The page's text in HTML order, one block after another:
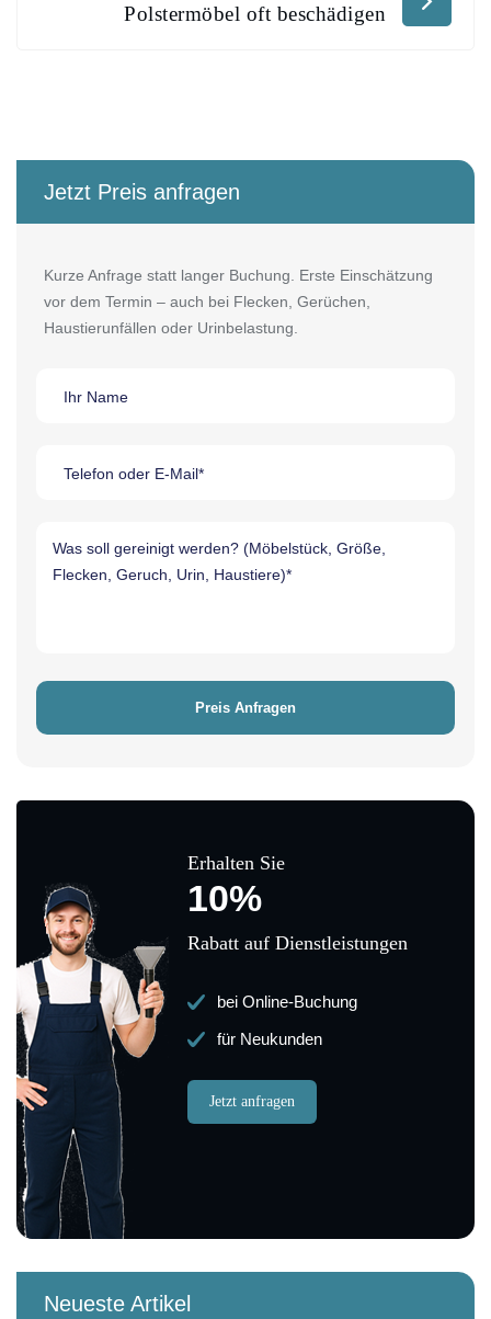
Polstermöbel oft beschädigen
Jetzt Preis anfragen
Kurze Anfrage statt langer Buchung. Erste Einschätzung
vor dem Termin – auch bei Flecken, Gerüchen,
Haustierunfällen oder Urinbelastung.
Erhalten Sie
10%
Rabatt auf Dienstleistungen
bei Online-Buchung
für Neukunden
Jetzt anfragen
Neueste Artikel